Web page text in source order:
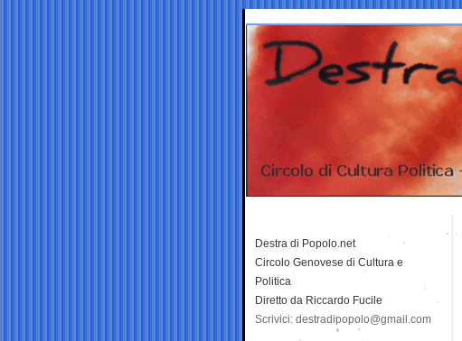
Destra di Popolo.net
Circolo Genovese di Cultura e
Politica
Diretto da Riccardo Fucile
Scrivici: destradipopolo@gmail.com